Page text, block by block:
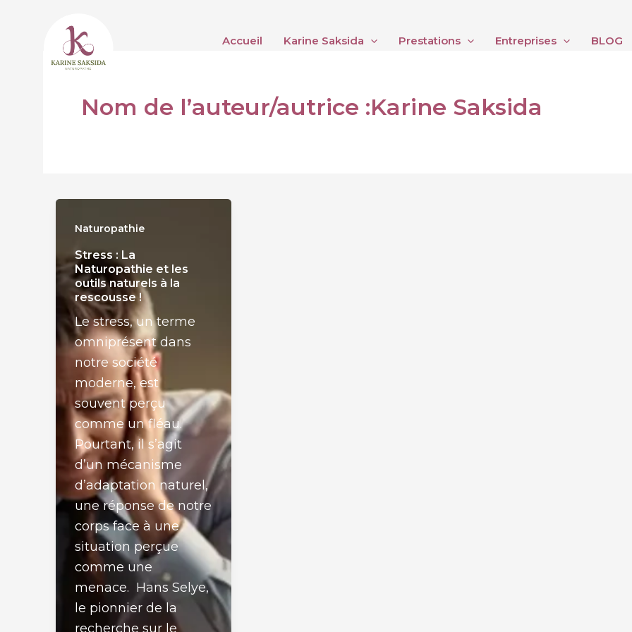
Accueil Karine Saksida Prestations Entreprises BLOG
Nom de l’auteur/autrice :Karine Saksida
Naturopathie
Stress : La
Naturopathie et les
outils naturels à la
rescousse !
Le stress, un terme
omniprésent dans
notre société
moderne, est
souvent perçu
comme un fléau.
Pourtant, il s’agit
d’un mécanisme
d’adaptation naturel,
une réponse de notre
corps face à une
situation perçue
comme une
menace. Hans Selye,
le pionnier de la
recherche sur le